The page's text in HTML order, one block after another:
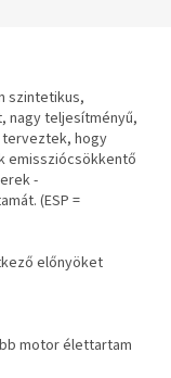
szintetikus,
nagy teljesítményű,
hogy
emissziócsökkentő
-
(ESP =
előnyöket
motor élettartam